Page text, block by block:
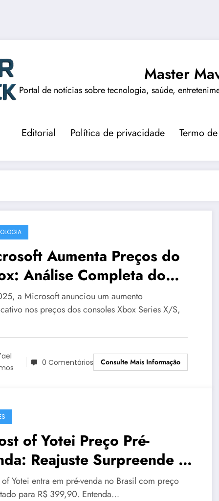
Master
Portal de notícias sobre tecnologia, saúde,
Editorial Política de privacidade Termo
Aumenta Preços do
Análise Completa do
Global nos Consoles,
e Acessórios
a Microsoft anunciou um aumento
nos preços dos consoles Xbox Series X/S,
0 Comentários Consulte Mais Informação
of Yotei Preço Pré-
Reajuste Surpreende no
Yotei entra em pré-venda no Brasil com preço
para R$ 399,90. Entenda…